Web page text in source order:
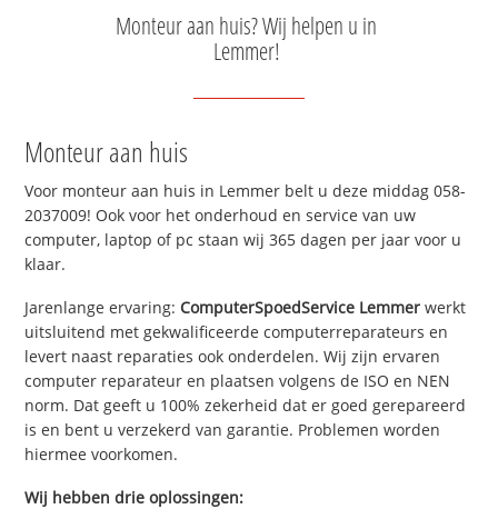
Monteur aan huis? Wij helpen u in
Lemmer!
Monteur aan huis
Voor monteur aan huis in Lemmer belt u deze middag 058-
2037009! Ook voor het onderhoud en service van uw
computer, laptop of pc staan wij 365 dagen per jaar voor u
klaar.
Jarenlange ervaring:ComputerSpoedService Lemmer werkt
uitsluitend met gekwalificeerde computerreparateurs en
levert naast reparaties ook onderdelen. Wij zijn ervaren
computer reparateur en plaatsen volgens de ISO en NEN
norm. Dat geeft u 100% zekerheid dat er goed gerepareerd
is en bent u verzekerd van garantie. Problemen worden
hiermee voorkomen.
Wij hebben drie oplossingen: